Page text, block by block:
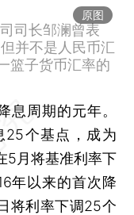
原图
司长邹澜曾表
并不是人民币汇
篮子货币汇率的
周期的元年。
25个基点，成为
5月将基准利率下
年以来的首次降
将利率下调25个